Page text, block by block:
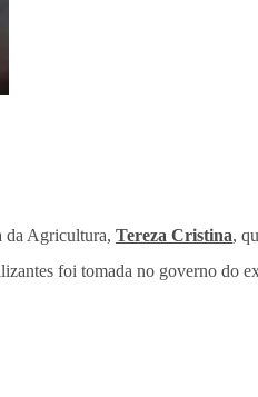
da Agricultura, Tereza Cristina,
foi tomada no governo